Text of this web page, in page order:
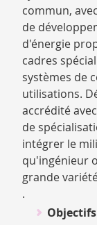
commun,
de
d'énergie
cadres
systèmes de
utilisations.
accrédité
de
intégrer le
qu'ingénieur
grande
.